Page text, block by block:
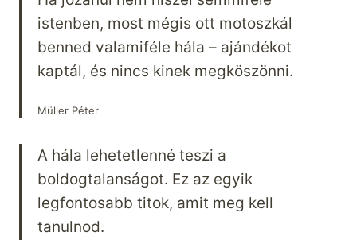
istenben, most mégis ott motoszkál
benned valamiféle hála – ajándékot
kaptál, és nincs kinek megköszönni.
Müller Péter
A hála lehetetlenné teszi a
boldogtalanságot. Ez az egyik
legfontosabb titok, amit meg kell
tanulnod.